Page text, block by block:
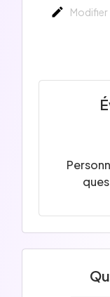
Modifier